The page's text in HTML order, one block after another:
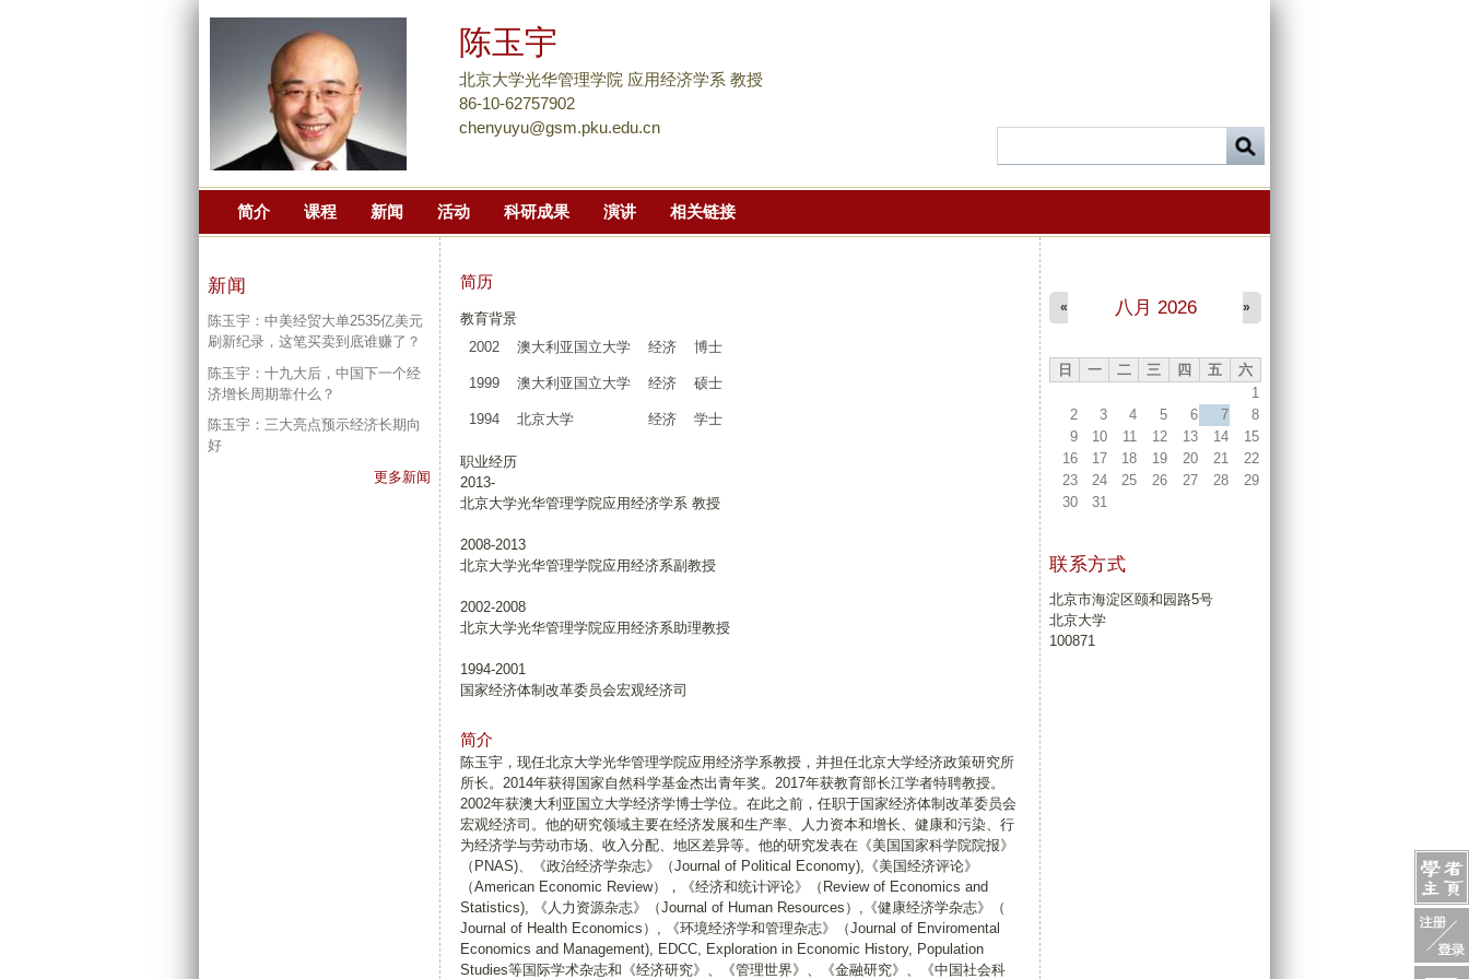
到
面
主
内
陈玉宇
北京大学光华管理学院 应用经济学系 教授
86-10-62757902
chenyuyu@gsm.pku.edu.cn
简介 课程 新闻 活动 科研成果 演讲 相关链接
简历
教育背景
2002
澳大利亚国立大学 经济 博士
1999 澳大利亚国立大学 经济 硕士
1994 北京大学 经济 学士
职业经历
2013-
北京大学光华管理学院应用经济学系 教授
2008-2013
北京大学光华管理学院应用经济系副教授
2002-2008
北京大学光华管理学院应用经济系助理教授
1994-2001
国家经济体制改革委员会宏观经济司
简介
陈玉宇，现任北京大学光华管理学院应用经济学系教授，并担任北京大学经济政策研究所
所长。2014年获得国家自然科学基金杰出青年奖。2017年获教育部长江学者特聘教授。
2002年获澳大利亚国立大学经济学博士学位。在此之前，任职于国家经济体制改革委员会
宏观经济司。他的研究领域主要在经济发展和生产率、人力资本和增长、健康和污染、行
为经济学与劳动市场、收入分配、地区差异等。他的研究发表在《美国国家科学院院报》
（PNAS)、《政治经济学杂志》（Journal of Political Economy),《美国经济评论》
（American Economic Review），《经济和统计评论》（Review of Economics and
Statistics), 《人力资源杂志》（Journal of Human Resources）,《健康经济学杂志》（
Journal of Health Economics）, 《环境经济学和管理杂志》（Journal of Enviromental
Economics and Management), EDCC, Exploration in Economic History, Population
Studies等国际学术杂志和《经济研究》、《管理世界》、《金融研究》、《中国社会科
新闻
陈玉宇：中美经贸大单2535亿美元
刷新纪录，这笔买卖到底谁赚了？
陈玉宇：十九大后，中国下一个经
济增长周期靠什么？
陈玉宇：三大亮点预示经济长期向
好
更多新闻
八月 2026
« »
日 一 二 三 四 五
六
1
2
3 4 5 6 7
8
9
10 11 12 13 14
15
16
17 18 19 20 21
22
23
24 25 26 27 28
29
30
31
联系方式
北京市海淀区颐和园路5号
北京大学
100871